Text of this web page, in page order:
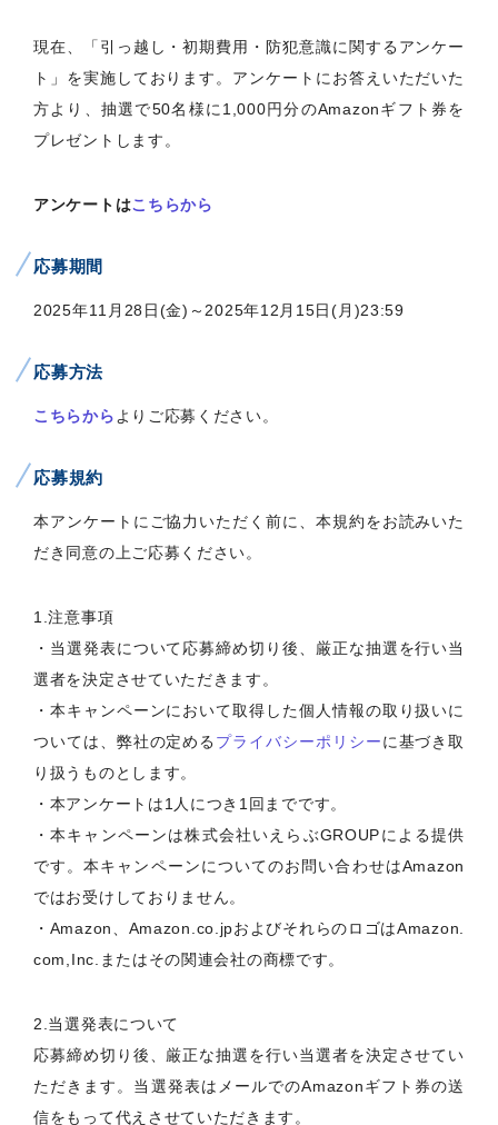
現在、「引っ越し・初期費用・防犯意識に関するアンケー
ト」を実施しております。アンケートにお答えいただいた
方より、抽選で50名様に1,000円分のAmazonギフト券を
プレゼントします。
アンケートはこちらから
応募期間
2025年11月28日(金)～2025年12月15日(月)23:59
応募方法
こちらからよりご応募ください。
応募規約
本アンケートにご協力いただく前に、本規約をお読みいた
だき同意の上ご応募ください。
1.注意事項
・当選発表について応募締め切り後、厳正な抽選を行い当
選者を決定させていただきます。
・本キャンペーンにおいて取得した個人情報の取り扱いに
ついては、弊社の定める プライバシーポリシーに基づき取
り扱うものとします。
・本アンケートは1人につき1回までです。
・本キャンペーンは株式会社いえらぶGROUPによる提供
です。本キャンペーンについてのお問い合わせはAmazon
ではお受けしておりません。
・Amazon、Amazon.co.jpおよびそれらのロゴはAmazon.
com,Inc.またはその関連会社の商標です。
2.当選発表について
応募締め切り後、厳正な抽選を行い当選者を決定させてい
ただきます。当選発表はメールでのAmazonギフト券の送
信をもって代えさせていただきます。